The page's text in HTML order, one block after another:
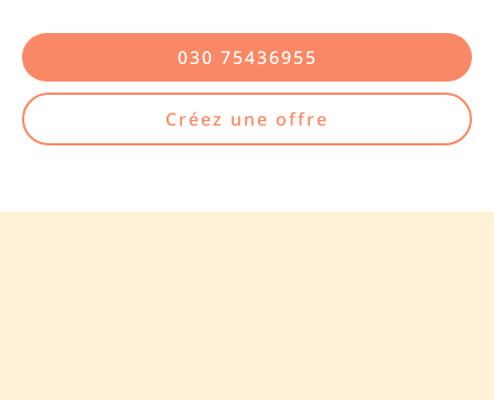
030 75436955
Créez une offre